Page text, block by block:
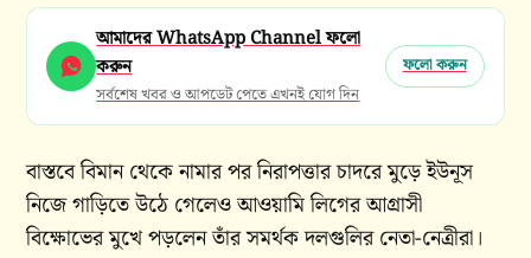
আমাদের WhatsApp Channel ফলো
করুন
সর্বশেষ খবর ও আপডেট পেতে এখনই যোগ দিন
ফলো করুন
বাস্তবে বিমান থেকে নামার পর নিরাপত্তার চাদরে মুড়ে ইউনূস
নিজে গাড়িতে উঠে গেলেও আওয়ামি লিগের আগ্রাসী
বিক্ষোভের মুখে পড়লেন তাঁর সমর্থক দলগুলির নেতা-নেত্রীরা।